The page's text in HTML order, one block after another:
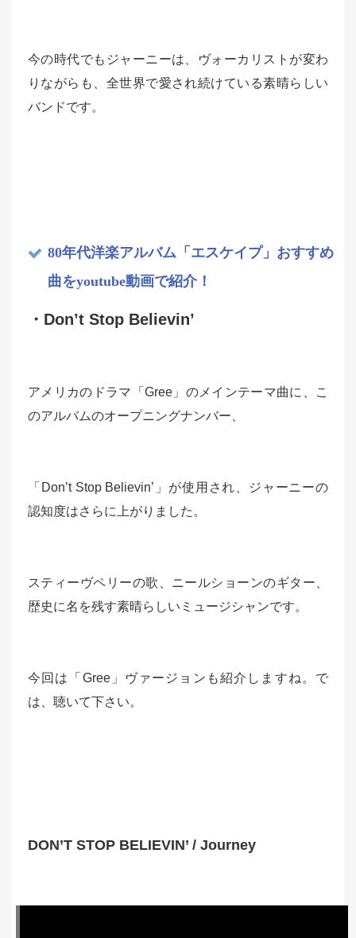
今の時代でもジャーニーは、ヴォーカリストが変わ
りながらも、全世界で愛され続けている素晴らしい
バンドです。
80年代洋楽アルバム「エスケイプ」おすすめ
曲をyoutube動画で紹介！
・Don’t Stop Believin’
アメリカのドラマ「Gree」のメインテーマ曲に、こ
のアルバムのオープニングナンバー、
「Don’t Stop Believin’」が使用され、ジャーニーの
認知度はさらに上がりました。
スティーヴペリーの歌、ニールショーンのギター、
歴史に名を残す素晴らしいミュージシャンです。
今回は「Gree」ヴァージョンも紹介しますね。で
は、聴いて下さい。
DON’T STOP BELIEVIN’ / Journey